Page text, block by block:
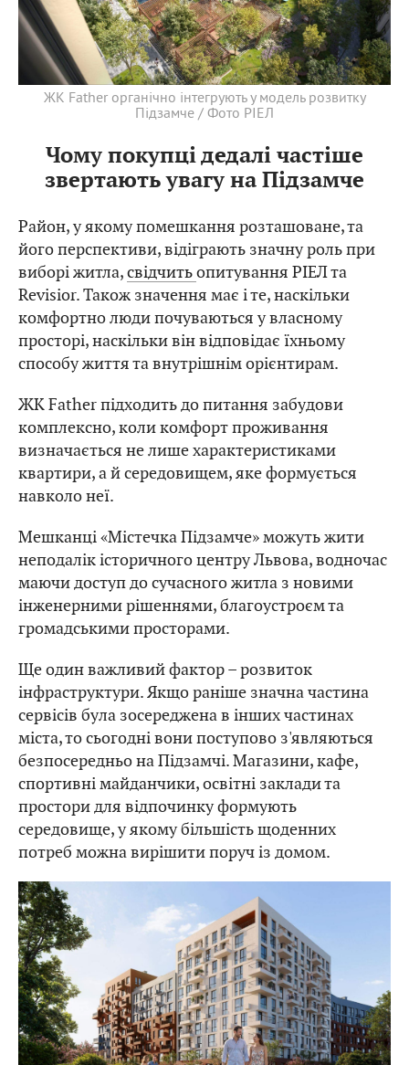
ЖК Father органічно інтегрують у модель розвитку
Підзамче / Фото РІЕЛ
Чому покупці дедалі частіше
звертають увагу на Підзамче
Район, у якому помешкання розташоване, та
його перспективи, відіграють значну роль при
виборі житла,свідчитьопитування РІЕЛ та
Revisior. Також значення має і те, наскільки
комфортно люди почуваються у власному
просторі, наскільки він відповідає їхньому
способу життя та внутрішнім орієнтирам.
ЖК Father підходить до питання забудови
комплексно, коли комфорт проживання
визначається не лише характеристиками
квартири, а й середовищем, яке формується
навколо неї.
Мешканці «Містечка Підзамче» можуть жити
неподалік історичного центру Львова, водночас
маючи доступ до сучасного житла з новими
інженерними рішеннями, благоустроєм та
громадськими просторами.
Ще один важливий фактор – розвиток
інфраструктури. Якщо раніше значна частина
сервісів була зосереджена в інших частинах
міста, то сьогодні вони поступово з'являються
безпосередньо на Підзамчі. Магазини, кафе,
спортивні майданчики, освітні заклади та
простори для відпочинку формують
середовище, у якому більшість щоденних
потреб можна вирішити поруч із домом.